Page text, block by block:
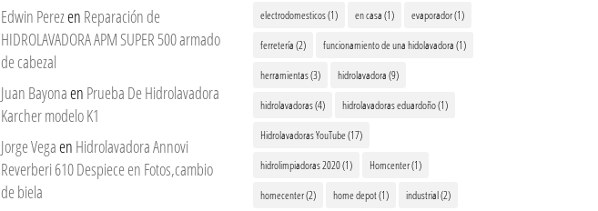
Edwin Perezen Reparación de
HIDROLAVADORA APM SUPER 500 armado
de cabezal
Juan Bayonaen Prueba De Hidrolavadora
Karcher modelo K1
Jorge Vegaen Hidrolavadora Annovi
Reverberi 610 Despiece en Fotos,cambio
de biela
electrodomesticos(1) en casa(1) evaporador(1)
ferretería(2) funcionamiento de una hidolavadora(1)
herramientas(3) hidrolavadora(9)
hidrolavadoras(4) hidrolavadoras eduardoño(1)
Hidrolavadoras YouTube(17)
hidrolimpiadoras 2020(1) Homcenter(1)
homecenter(2) home depot(1) industrial(2)